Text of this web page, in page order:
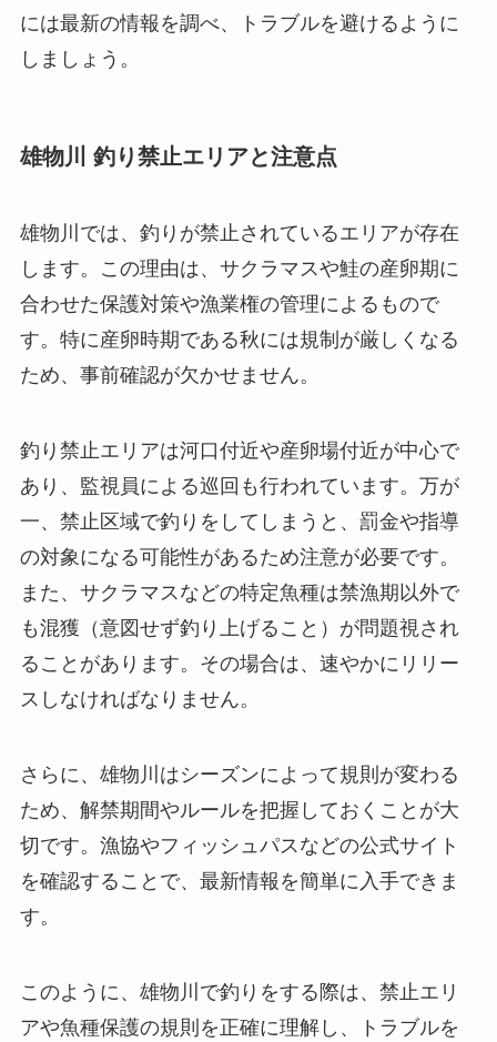
には最新の情報を調べ、トラブルを避けるように
しましょう。
雄物川 釣り禁止エリアと注意点
雄物川では、釣りが禁止されているエリアが存在
します。この理由は、サクラマスや鮭の産卵期に
合わせた保護対策や漁業権の管理によるもので
す。特に産卵時期である秋には規制が厳しくなる
ため、事前確認が欠かせません。
釣り禁止エリアは河口付近や産卵場付近が中心で
あり、監視員による巡回も行われています。万が
一、禁止区域で釣りをしてしまうと、罰金や指導
の対象になる可能性があるため注意が必要です。
また、サクラマスなどの特定魚種は禁漁期以外で
も混獲（意図せず釣り上げること）が問題視され
ることがあります。その場合は、速やかにリリー
スしなければなりません。
さらに、雄物川はシーズンによって規則が変わる
ため、解禁期間やルールを把握しておくことが大
切です。漁協やフィッシュパスなどの公式サイト
を確認することで、最新情報を簡単に入手できま
す。
このように、雄物川で釣りをする際は、禁止エリ
アや魚種保護の規則を正確に理解し、トラブルを